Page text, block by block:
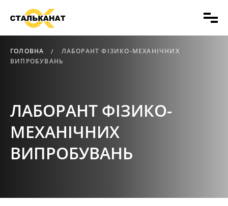
ГОЛОВНА
ЛАБОРАНТ ФІЗИКО-МЕХАНІЧНИХ
ВИПРОБУВАНЬ
ЛАБОРАНТ ФІЗИКО-
МЕХАНІЧНИХ
ВИПРОБУВАНЬ